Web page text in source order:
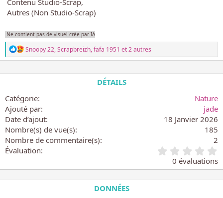
Contenu Studio-Scrap
Autres (Non Studio-Scrap)
Ne contient pas de visuel crée par IA
L
e
r
c
t
i
o
n
:
Snoopy 22,Scrapbreizh,fafa 1951 et 2 autres
DÉTAILS
Catégorie
Nature
Ajouté par
jade
Date d’ajout
18 Janvier 2026
Nombre(s) de vue(s)
185
Nombre de commentaire(s)
2
Évaluation
.
0
0
0 évaluations
DONNÉES